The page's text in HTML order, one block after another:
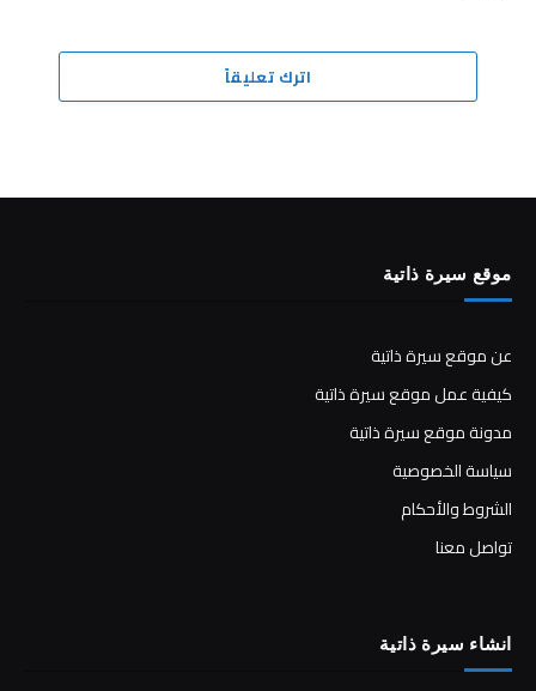
اترك تعليقاً
موقع سيرة ذاتية
عن موقع سيرة ذاتية
كيفية عمل موقع سيرة ذاتية
مدونة موقع سيرة ذاتية
سياسة الخصوصية
الشروط والأحكام
تواصل معنا
انشاء سيرة ذاتية